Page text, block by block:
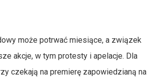
może potrwać miesiące, a związek
akcje, w tym protesty i apelacje. Dla
czekają na premierę zapowiedzianą na